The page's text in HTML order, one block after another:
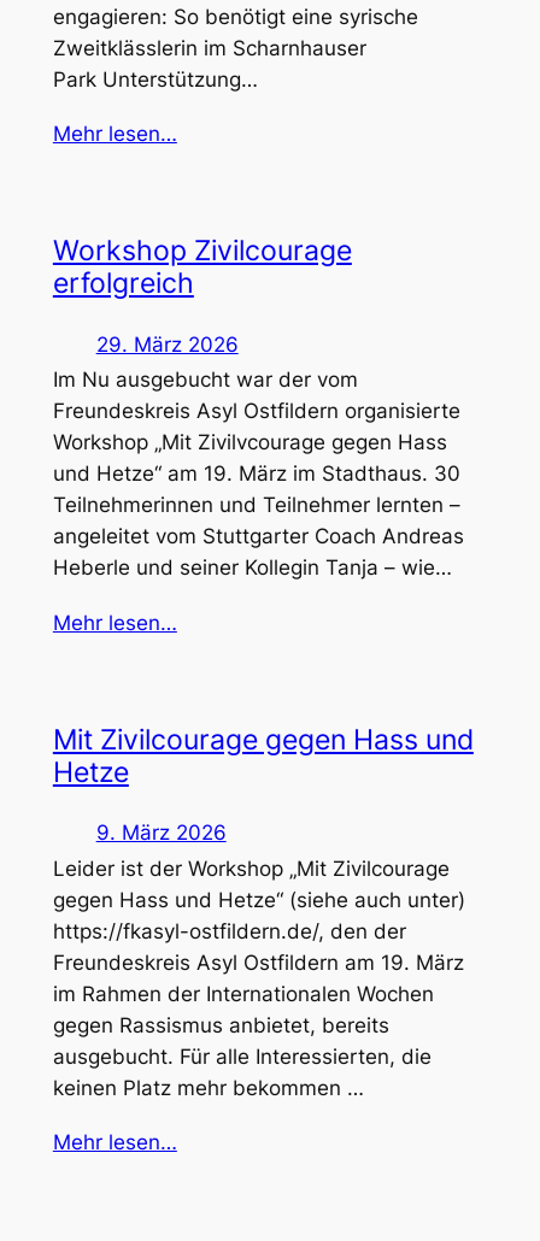
engagieren: So benötigt eine syrische
Zweitklässlerin im Scharnhauser
Park Unterstützung…
Mehr lesen…
Workshop Zivilcourage
erfolgreich
29. März 2026
Im Nu ausgebucht war der vom
Freundeskreis Asyl Ostfildern organisierte
Workshop „Mit Zivilvcourage gegen Hass
und Hetze“ am 19. März im Stadthaus. 30
Teilnehmerinnen und Teilnehmer lernten –
angeleitet vom Stuttgarter Coach Andreas
Heberle und seiner Kollegin Tanja – wie…
Mehr lesen…
Mit Zivilcourage gegen Hass und
Hetze
9. März 2026
Leider ist der Workshop „Mit Zivilcourage
gegen Hass und Hetze“ (siehe auch unter)
https://fkasyl-ostfildern.de/, den der
Freundeskreis Asyl Ostfildern am 19. März
im Rahmen der Internationalen Wochen
gegen Rassismus anbietet, bereits
ausgebucht. Für alle Interessierten, die
keinen Platz mehr bekommen …
Mehr lesen…